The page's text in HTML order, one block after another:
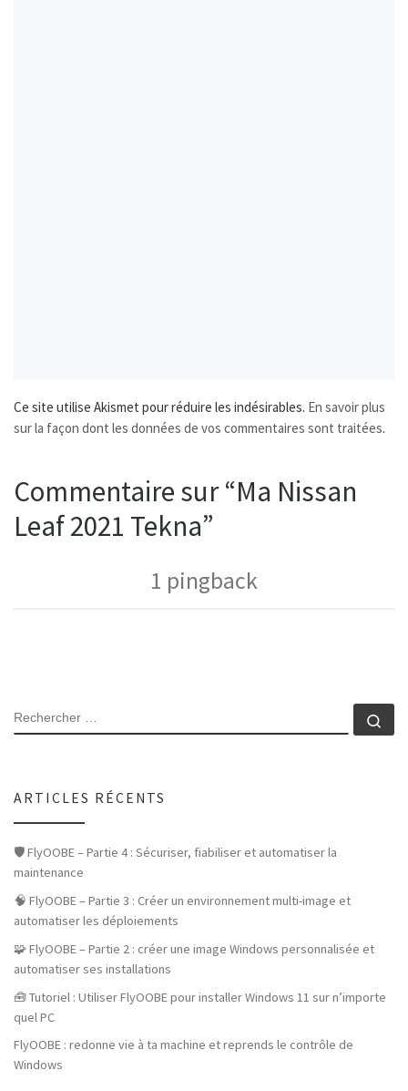
Ce site utilise Akismet pour réduire les indésirables. En savoir plus
sur la façon dont les données de vos commentaires sont traitées.
Commentaire sur “Ma Nissan
Leaf 2021 Tekna”
1 pingback
SEARCH
ARTICLES RÉCENTS
🛡️ FlyOOBE – Partie 4 : Sécuriser, fiabiliser et automatiser la
maintenance
🧠 FlyOOBE – Partie 3 : Créer un environnement multi-image et
automatiser les déploiements
🧩 FlyOOBE – Partie 2 : créer une image Windows personnalisée et
automatiser ses installations
🧰 Tutoriel : Utiliser FlyOOBE pour installer Windows 11 sur n’importe
quel PC
FlyOOBE : redonne vie à ta machine et reprends le contrôle de
Windows